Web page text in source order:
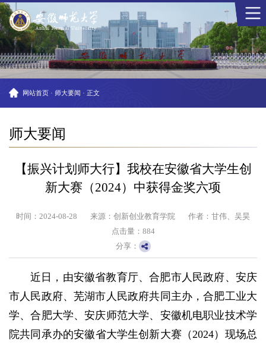
网站首页 · 师大要闻 · 正文
师大要闻
【振兴计划师大行】我校在安徽省大学生创
新大赛（2024）中获得金奖六项
时间：2024-08-28 来源：创新创业教育学院
作者：甘伟、吴昊
点击量： 884
分享：
近日，由安徽省教育厅、合肥市人民政府、安庆
市人民政府、芜湖市人民政府共同主办，合肥工业大
学、合肥大学、安庆师范大学、安徽机电职业技术学
院共同承办的安徽省大学生创新大赛（2024）现场总